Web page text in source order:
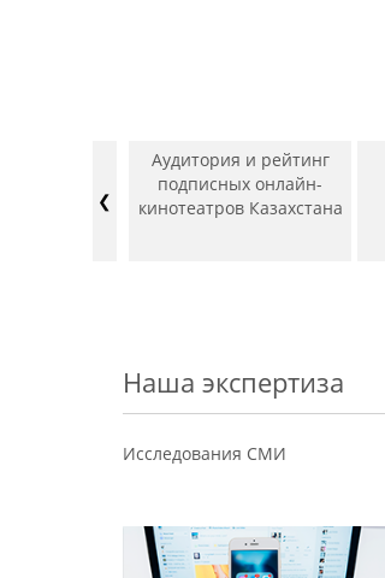
❮
Аудитория и рейтинг
подписных онлайн-
кинотеатров Казахстана
Наша экспертиза
Исследования СМИ